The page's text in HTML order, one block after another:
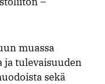
muassa
tulevaisuuden
sekä